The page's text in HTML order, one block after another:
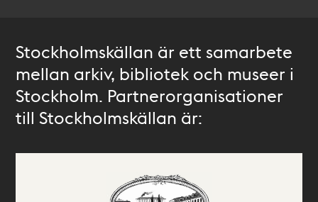
Stockholmskällan är ett samarbete
mellan arkiv, bibliotek och museer i
Stockholm. Partnerorganisationer
till Stockholmskällan är: